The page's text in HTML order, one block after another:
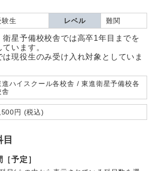
験生 レベル 難関
星予備校校舎では高卒1年目までを
います。
現役生のみ受け入れ対象としていま
進ハイスクール各校舎 / 東進衛星予備校各
舎
円 (税込)
予定］